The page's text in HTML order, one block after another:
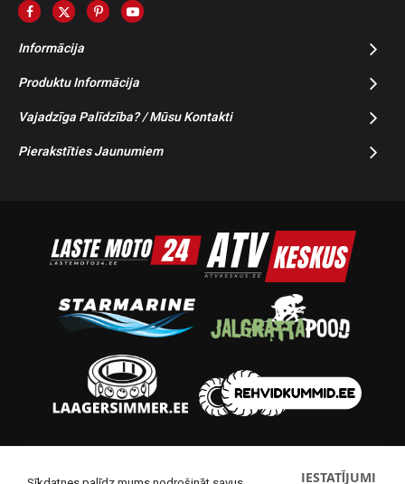
Informācija
Produktu Informācija
Vajadzīga Palīdzība? / Mūsu Kontakti
Pierakstīties Jaunumiem
IESTATĪJUMI